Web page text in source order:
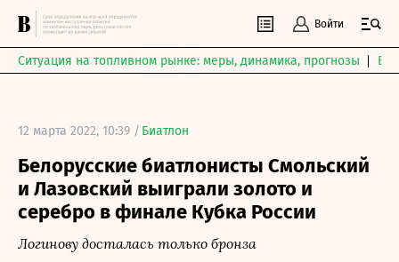
Войти
Ситуация на топливном рынке: меры, динамика, прогнозы
12 марта 2022, 10:39 / Биатлон
Белорусские биатлонисты Смольский
и Лазовский выиграли золото и
серебро в финале Кубка России
Логинову досталась только бронза